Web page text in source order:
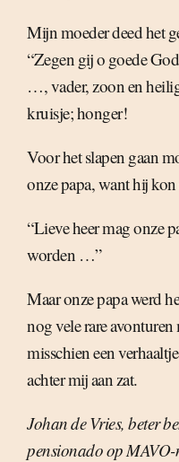
Mijn moeder deed het
“Zegen gij o goede
…, vader, zoon en
kruisje; honger!
Voor het slapen gaan
onze papa, want hij
“Lieve heer mag onze
worden …”
Maar onze papa werd
nog vele rare
misschien een
achter mij aan zat.
Johan de Vries, beter
pensionado op